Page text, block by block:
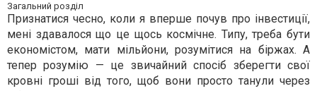
Загальний розділ
Признатися чесно, коли я вперше почув про інвестиції,
мені здавалося що це щось космічне. Типу, треба бути
економістом, мати мільйони, розумітися на біржах. А
тепер розумію — це звичайний спосіб зберегти свої
кровні гроші від того, щоб вони просто танули через